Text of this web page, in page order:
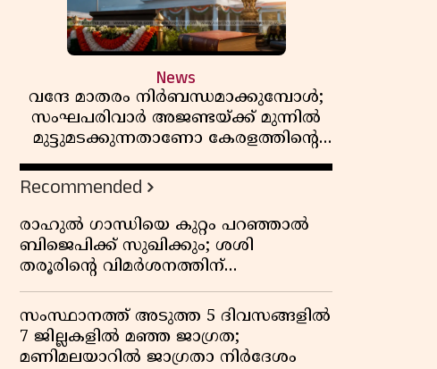
News
വന്ദേ മാതരം നിർബന്ധമാക്കുമ്പോൾ;
സംഘപരിവാർ അജണ്ടയ്ക്ക് മുന്നിൽ
മുട്ടുമടക്കുന്നതാണോ കേരളത്തിന്റെ
മതേതര പാരമ്പര്യം?
Recommended
രാഹുൽ ഗാന്ധിയെ കുറ്റം പറഞ്ഞാൽ
ബിജെപിക്ക് സുഖിക്കും; ശശി
തരൂരിന്റെ വിമർശനത്തിന്
മറുപടിയുമായി കെ സി
വേണുഗോപാൽ
സംസ്ഥാനത്ത് അടുത്ത 5 ദിവസങ്ങളിൽ
7 ജില്ലകളിൽ മഞ്ഞ ജാഗ്രത;
മണിമലയാറിൽ ജാഗ്രതാ നിർദേശം